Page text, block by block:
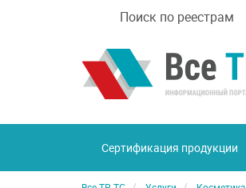
Поиск по реестрам
Сертификация продукции